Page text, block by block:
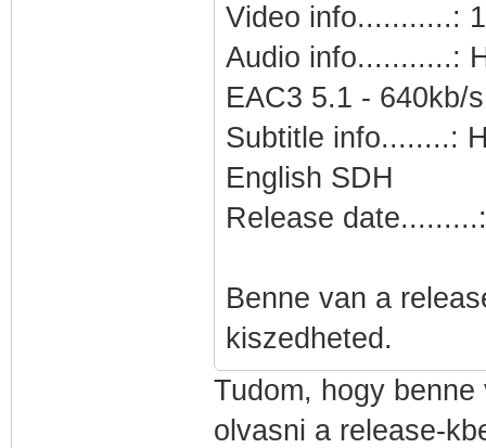
Video info...........:
Audio info...........:
EAC3 5.1 - 640kb/s
Subtitle info........:
English SDH
Release
Benne van a
kiszedheted.
Tudom, hogy
olvasni a release-